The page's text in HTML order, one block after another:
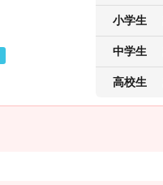
小学生
中学生
高校生